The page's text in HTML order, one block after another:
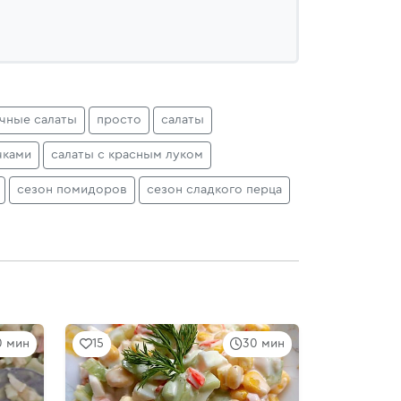
салаты просто салаты
салаты с красным луком
сезон помидоров сезон сладкого перца
мин 30 мин
15